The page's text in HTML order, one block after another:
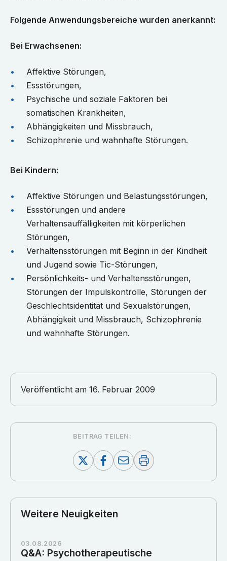
Folgende Anwendungsbereiche wurden anerkannt:
Bei Erwachsenen:
Affektive Störungen,
Essstörungen,
Psychische und soziale Faktoren bei
somatischen Krankheiten,
Abhängigkeiten und Missbrauch,
Schizophrenie und wahnhafte Störungen.
Bei Kindern:
Affektive Störungen und Belastungsstörungen,
Essstörungen und andere
Verhaltensauffälligkeiten mit körperlichen
Störungen,
Verhaltensstörungen mit Beginn in der Kindheit
und Jugend sowie Tic-Störungen,
Persönlichkeits- und Verhaltensstörungen,
Störungen der Impulskontrolle, Störungen der
Geschlechtsidentität und Sexualstörungen,
Abhängigkeit und Missbrauch, Schizophrenie
und wahnhafte Störungen.
Veröffentlicht am 16. Februar 2009
BEITRAG TEILEN:
Weitere Neuigkeiten
03.08.2026
Q&A: Psychotherapeutische